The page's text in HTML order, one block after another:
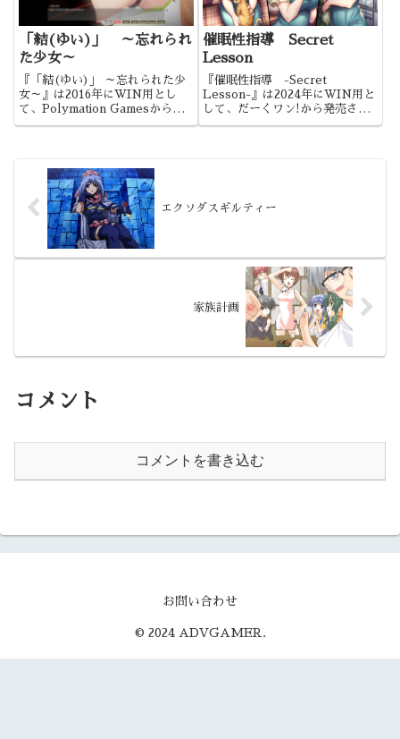
「結(ゆい)」 ～忘れられ
た少女～
『「結(ゆい)」 ～忘れられた少
女～』は2016年にWIN用とし
て、Polymation Gamesから発
催眠性指導 Secret
Lesson
『催眠性指導 -Secret
Lesson-』は2024年にWIN用と
して、だーくワン!から発売され
エクソダスギルティー
家族計画
コメント
コメントを書き込む
お問い合わせ
© 2024 ADVGAMER.